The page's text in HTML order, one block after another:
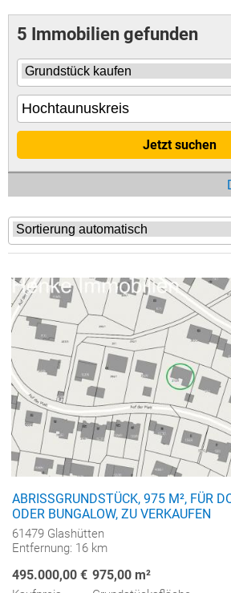
5 Immobilien gefunden
Jetzt suchen
ABRISSGRUNDSTÜCK, 975 M², FÜR
ODER BUNGALOW, ZU VERKAUFEN
61479 Glashütten
Entfernung: 16 km
495.000,00 € 975,00 m²